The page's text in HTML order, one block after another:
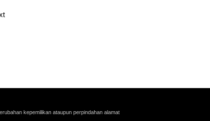
kepemilikan ataupun perpindahan alamat